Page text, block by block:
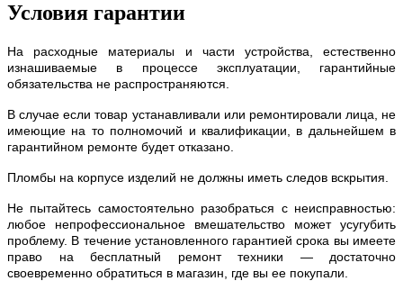
Условия гарантии
На расходные материалы и части устройства, естественно
изнашиваемые в процессе эксплуатации, гарантийные
обязательства не распространяются.
В случае если товар устанавливали или ремонтировали лица, не
имеющие на то полномочий и квалификации, в дальнейшем в
гарантийном ремонте будет отказано.
Пломбы на корпусе изделий не должны иметь следов вскрытия.
Не пытайтесь самостоятельно разобраться с неисправностью:
любое непрофессиональное вмешательство может усугубить
проблему. В течение установленного гарантией срока вы имеете
право на бесплатный ремонт техники — достаточно
своевременно обратиться в магазин, где вы ее покупали.